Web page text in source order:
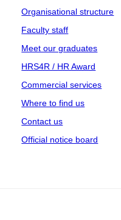
Organisational structure
Faculty staff
Meet our graduates
HRS4R / HR Award
Commercial services
Where to find us
Contact us
Official notice board